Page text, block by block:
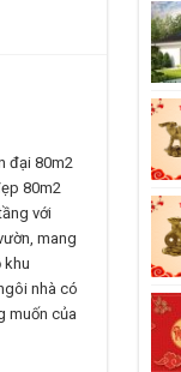
đại 80m2
80m2
với
mang
khu
nhà có
muốn của